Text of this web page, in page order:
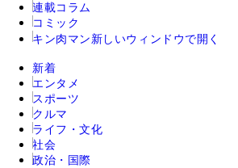
連載コラム
コミック
キン肉マン 新しいウィンドウで開く
新着
エンタメ
スポーツ
クルマ
ライフ・文化
社会
政治・国際